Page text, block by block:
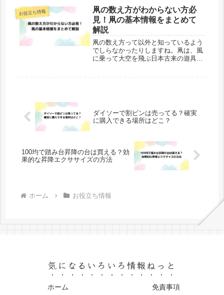
事では、悪夢をみるのはよくないの
か、起こした方がいいのかについてお
伝え...
お役立ち情報
凧の数え方がわからない方必
見！凧の基本情報をまとめて
解説
凧の数え方って以外と知っているよう
でしらなかったりしますね。凧は、風
に乗って大空を飛ぶ日本古来の遊具
ダイソーで割ピンは売ってる？確実
に購入できる場所はどこ？
100均で踏み台昇降の台は買える？効
果的な昇降エクササイズの方法
ホーム お役立ち情報
気になるいろいろ情報ねっと
ホーム 免責事項